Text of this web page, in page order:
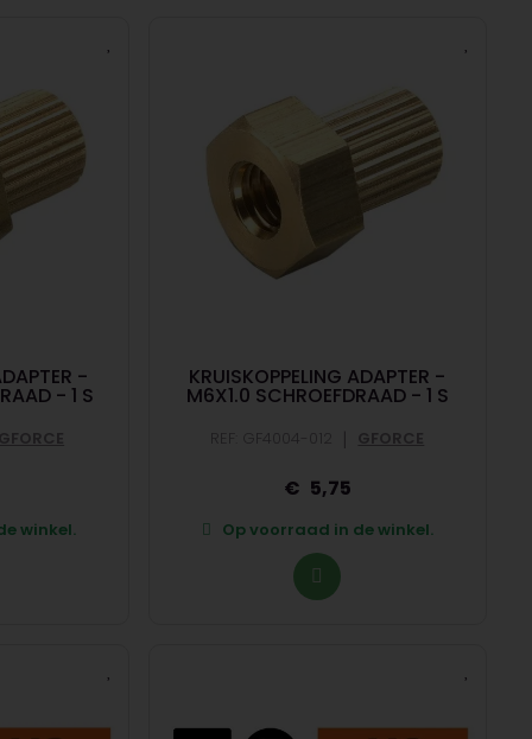
-
- 1 S
winkel.
KRUISKOPPELING ADAPTER -
M6X1.0 SCHROEFDRAAD - 1 S
REF: GF4004-012 | GFORCE
5,75
Op voorraad in de winkel.